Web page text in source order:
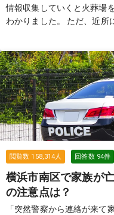
情報収集していくと火葬場
わかりました。 ただ、近所にある火葬場を知りません。 どなた
か、近所にある火葬場を
閲覧数 158,314人 回答数 94件
横浜市南区で家族が
の注意点は？
「突然警察から連絡が来て